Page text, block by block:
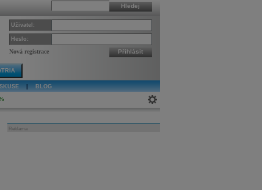
Hledej
Uživatel:
Heslo:
Nová registrace Přihlásit
BLOG
Reklama